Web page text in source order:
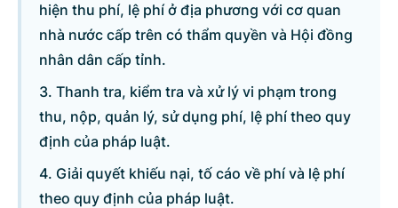
Hỏi đáp về quyền sử dụng đất
Hỏi đáp về tuyển sinh 2026
Câu hỏi thường gặp về đấu thầu
hiện thu phí, lệ phí ở địa phương với cơ quan
nhà nước cấp trên có thẩm quyền và Hội đồng
nhân dân cấp tỉnh.
3. Thanh tra, kiểm tra và xử lý vi phạm trong
thu, nộp, quản lý, sử dụng phí, lệ phí theo quy
định của pháp luật.
4. Giải quyết khiếu nại, tố cáo về phí và lệ phí
theo quy định của pháp luật.